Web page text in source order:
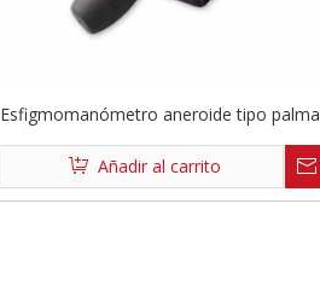
Esfigmomanómetro aneroide tipo palma
Añadir al carrito